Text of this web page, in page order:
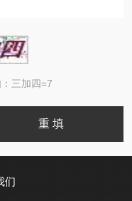
三加四=7
们